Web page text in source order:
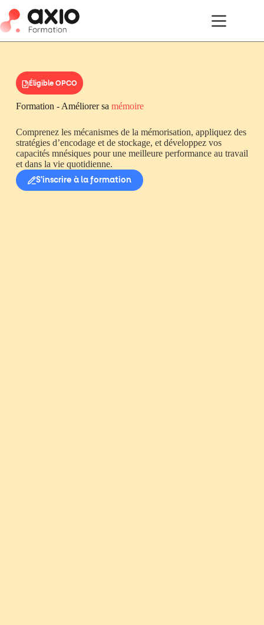
Éligible OPCO
Formation - Améliorer sa mémoire
Comprenez les mécanismes de la mémorisation, appliquez des
stratégies d’encodage et de stockage, et développez vos
capacités mnésiques pour une meilleure performance au travail
et dans la vie quotidienne.
S'inscrire à la formation